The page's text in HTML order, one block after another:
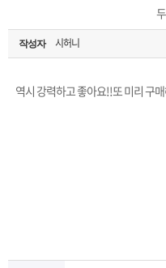
노
객
마
[무인택배함 이용
[2026구정 연휴]설
작성자 시허니
역시 강력하고 좋아요!!또 미리 구